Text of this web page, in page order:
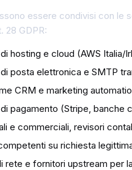
essere condivisi con le
28 GDPR:
hosting e cloud (AWS Italia/
posta elettronica e SMTP
CRM e marketing
pagamento (Stripe, banche
e commerciali, revisori
su richiesta
rete e fornitori upstream per